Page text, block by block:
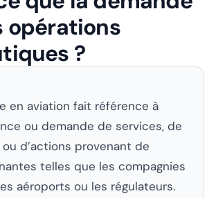
opérations
?
en aviation fait référence à
ou demande de services, de
d’actions provenant de
telles que les compagnies
aéroports ou les régulateurs.